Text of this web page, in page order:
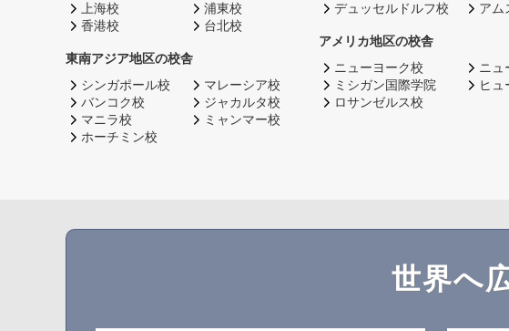
上海校
香港校
浦東校
台北校
東南アジア地区の校舎
シンガポール校
バンコク校
マニラ校
ホーチミン校
マレーシア校
ジャカルタ校
ミャンマー校
デュッセルドルフ校
アム
アメリカ地区の校舎
ニューヨーク校
ミシガン国際学院
ロサンゼルス校
ニュ
ヒュ
世界へ